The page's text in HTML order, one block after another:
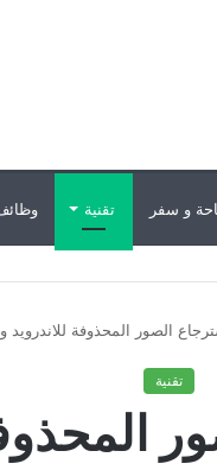
و سفر تقنية
الصور المحذوفة للاندرويد
تقنية